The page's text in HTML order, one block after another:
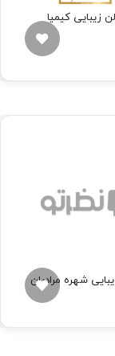
زیبایی کیمیا
شهره مرادیان